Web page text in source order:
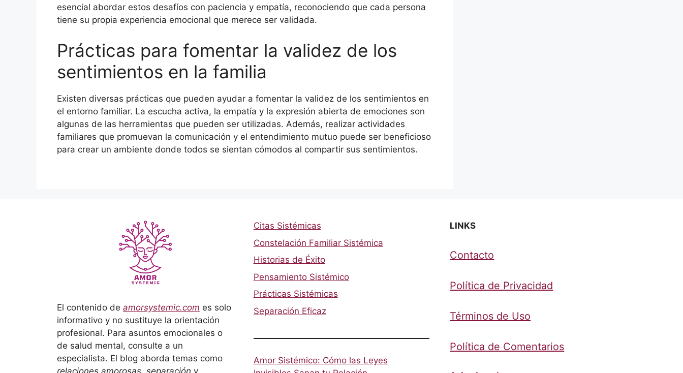
esencial abordar estos desafíos con paciencia y empatía, reconociendo que cada persona
tiene su propia experiencia emocional que merece ser validada.
Prácticas para fomentar la validez de los
sentimientos en la familia
Existen diversas prácticas que pueden ayudar a fomentar la validez de los sentimientos en
el entorno familiar. La escucha activa, la empatía y la expresión abierta de emociones son
algunas de las herramientas que pueden ser utilizadas. Además, realizar actividades
familiares que promuevan la comunicación y el entendimiento mutuo puede ser beneficioso
para crear un ambiente donde todos se sientan cómodos al compartir sus sentimientos.
El contenido de amorsystemic.com es solo
informativo y no sustituye la orientación
profesional. Para asuntos emocionales o
de salud mental, consulte a un
especialista. El blog aborda temas como
relaciones amorosas, separación y
Citas Sistémicas
Constelación Familiar Sistémica
Historias de Éxito
Pensamiento Sistémico
Prácticas Sistémicas
Separación Eficaz
Amor Sistémico: Cómo las Leyes
LINKS
Contacto
Política de Privacidad
Términos de Uso
Política de Comentarios